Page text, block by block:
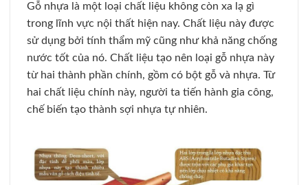
Gỗ nhựa là một loại chất liệu không còn xa lạ gì
trong lĩnh vực nội thất hiện nay. Chất liệu này được
sử dụng bởi tính thẩm mỹ cũng như khả năng chống
nước tốt của nó. Chất liệu tạo nên loại gỗ nhựa này
từ hai thành phần chính, gồm có bột gỗ và nhựa. Từ
hai chất liệu chính này, người ta tiến hành gia công,
chế biến tạo thành sợi nhựa tự nhiên.